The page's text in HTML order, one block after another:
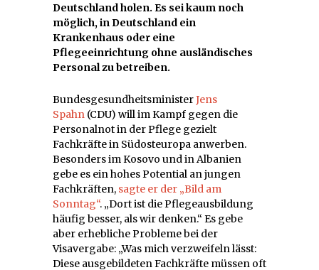
Deutschland holen. Es sei kaum noch
möglich, in Deutschland ein
Krankenhaus oder eine
Pflegeeinrichtung ohne ausländisches
Personal zu betreiben.
BundesgesundheitsministerJens
Spahn (CDU) will im Kampf gegen die
Personalnot in der Pflege gezielt
Fachkräfte in Südosteuropa anwerben.
Besonders im Kosovo und in Albanien
gebe es ein hohes Potential an jungen
Fachkräften, sagte er der „Bild am
Sonntag“. „Dort ist die Pflegeausbildung
häufig besser, als wir denken.“ Es gebe
aber erhebliche Probleme bei der
Visavergabe: „Was mich verzweifeln lässt:
Diese ausgebildeten Fachkräfte müssen oft